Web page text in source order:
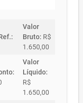
Valor
Bruto: R$
1.650,00
Valor
Líquido:
R$
1.650,00